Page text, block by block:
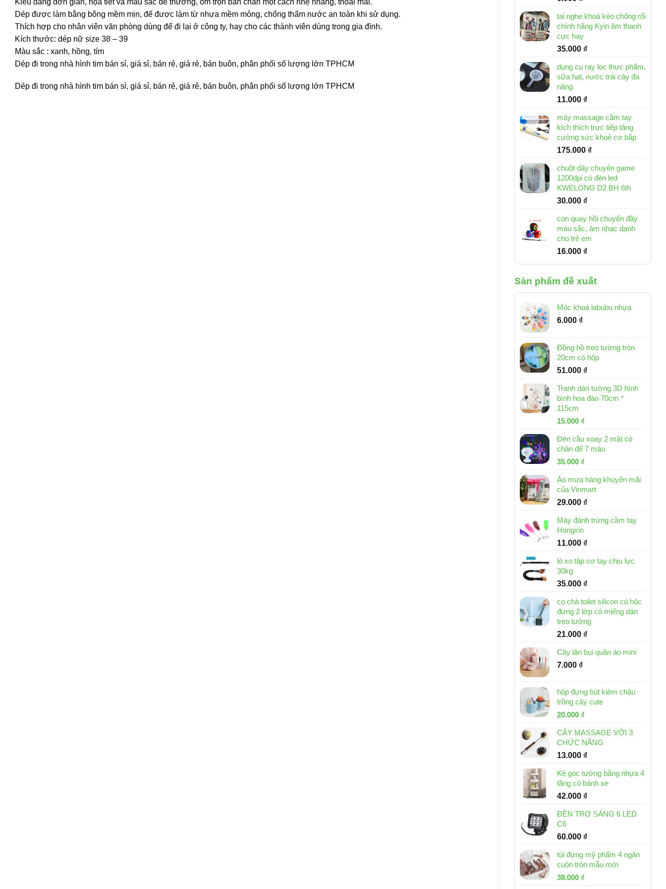
tai nghe khoá kéo chống rối
chính hãng Kyin âm thanh
cực hay
35.000 ₫
dụng cụ ray lọc thực phẩm,
sữa hạt, nước trái cây đa
năng
11.000 ₫
máy massage cầm tay
kích thích trực tiếp tăng
cường sức khoẻ cơ bắp
175.000 ₫
chuột dây chuyên game
1200dpi có đèn led
KWELONG D2 BH 6th
30.000 ₫
con quay hồi chuyển đầy
màu sắc, âm nhạc dạnh
cho trẻ em
16.000 ₫
Sản phẩm đề xuất
Móc khoá labubu nhựa
6.000 ₫
Đồng hồ treo tường tròn
20cm có hộp
51.000 ₫
Tranh dán tường 3D hình
bình hoa đào 70cm *
115cm
Giá
là:
32.000 ₫.
15.000 ₫
tại
là:
Đèn cầu xoay 2 mặt có
chân đế 7 màu
Giá
là:
46.000 ₫.
35.000 ₫
tại
là:
35.000 ₫.
Áo mưa hàng khuyến mãi
của Vinmart
29.000 ₫
Máy đánh trứng cầm tay
Hongxin
11.000 ₫
lò xo tập cơ tay chịu lực
30kg
35.000 ₫
cọ chà toilet silicon có hộc
đựng 2 lớp có miếng dán
treo tường
21.000 ₫
Cây lăn bụi quần áo mini
7.000 ₫
hộp đựng bút kiêm chậu
trồng cây cute
Giá
là:
30.000 ₫.
20.000 ₫
tại
là:
20.000 ₫.
CÂY MASSAGE VỚI 3
CHỨC NĂNG
13.000 ₫
Kệ góc tường bằng nhựa 4
tầng có bánh xe
42.000 ₫
ĐÈN TRỢ SÁNG 6 LED
C6
60.000 ₫
túi đựng mỹ phẩm 4 ngăn
cuộn tròn mẫu mới
Giá
38.000 ₫
Dép được làm bằng bông mềm mịn, đế được làm từ nhựa mềm mỏng, chống thấm nước an toàn khi sử dụng.
Thích hợp cho nhân viên văn phòng dùng để đi lại ở công ty, hay cho các thành viên dùng trong gia đình.
Kích thước: dép nữ size 38 – 39
Màu sắc : xanh, hồng, tím
Dép đi trong nhà hình tim bán sỉ, giá sỉ, bán rẻ, giá rẻ, bán buôn, phân phối số lượng lớn TPHCM
Dép đi trong nhà hình tim bán sỉ, giá sỉ, bán rẻ, giá rẻ, bán buôn, phân phối số lượng lớn TPHCM